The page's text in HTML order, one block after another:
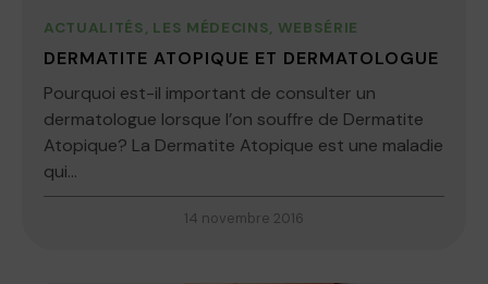
ACTUALITÉS, LES MÉDECINS, WEBSÉRIE
DERMATITE ATOPIQUE ET DERMATOLOGUE
Pourquoi est-il important de consulter un
dermatologue lorsque l’on souffre de Dermatite
Atopique? La Dermatite Atopique est une maladie
qui...
14 novembre 2016